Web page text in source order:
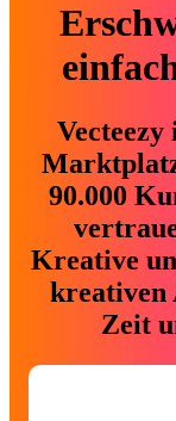
90.000
Kreative
kreativen
Zeit